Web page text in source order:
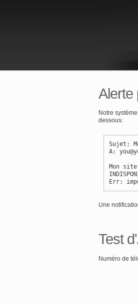
Alerte
Notre
dessous:
Sujet:
A:
Mon
Err:
Une
Test
Numéro de